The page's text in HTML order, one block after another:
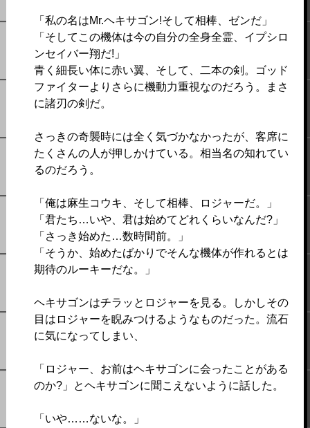
「私の名はMr.ヘキサゴン!そして相棒、ゼンだ」
「そしてこの機体は今の自分の全身全霊、イプシロ
ンセイバー翔だ!」
青く細長い体に赤い翼、そして、二本の剣。ゴッド
ファイターよりさらに機動力重視なのだろう。まさ
に諸刃の剣だ。
さっきの奇襲時には全く気づかなかったが、客席に
たくさんの人が押しかけている。相当名の知れてい
るのだろう。
「俺は麻生コウキ、そして相棒、ロジャーだ。」
「君たち…いや、君は始めてどれくらいなんだ?」
「さっき始めた…数時間前。」
「そうか、始めたばかりでそんな機体が作れるとは
期待のルーキーだな。」
ヘキサゴンはチラッとロジャーを見る。しかしその
目はロジャーを睨みつけるようなものだった。流石
に気になってしまい、
「ロジャー、お前はヘキサゴンに会ったことがある
のか?」とヘキサゴンに聞こえないように話した。
「いや……ないな。」